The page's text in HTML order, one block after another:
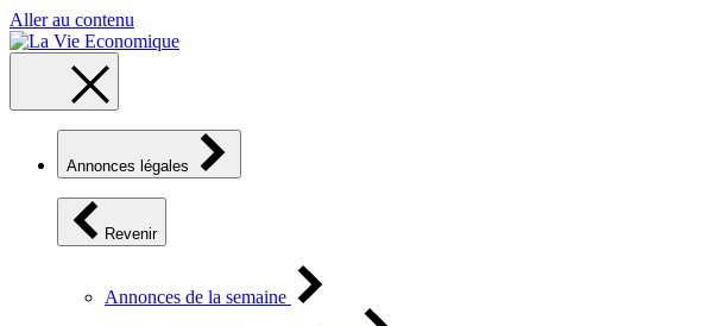
Aller au contenu
Annonces légales
Revenir
Annonces de la semaine